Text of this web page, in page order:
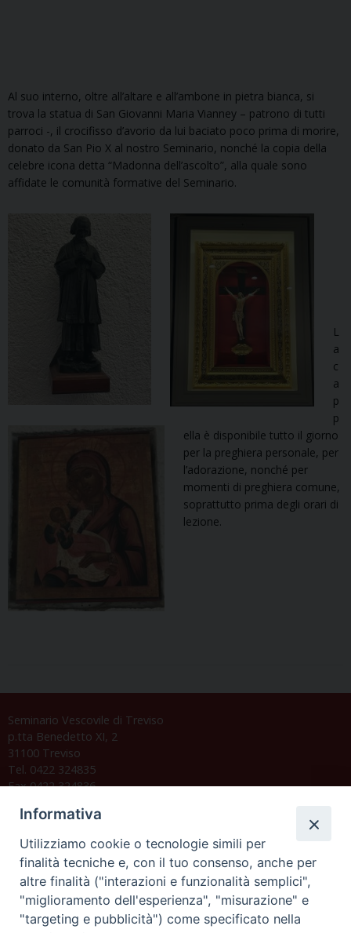
Al suo interno, oltre all’altare e all’ambone in pietra bianca, si
trova la statua di San Giovanni Maria Vianney – patrono di tutti
parroci -, il crocifisso d’avorio da lui baciato poco prima di morire,
donato da San Pio X al nostro Seminario, nonché la copia della
celebre icona detta “Madonna dell’ascolto”, alla quale sono
affidate le comunità formative del Seminario.
L
a
c
a
p
p
ella è disponibile tutto il giorno
per la preghiera personale, per
l’adorazione, nonché per
momenti di preghiera comune,
soprattutto prima degli orari di
lezione.
Seminario Vescovile di Treviso
p.tta Benedetto XI, 2
31100 Treviso
Tel. 0422 324835
Fax 0422 324836
C.F. 94004060268
Orario di segreteria
Lunedì 17.30-19.30
Informativa
Utilizziamo cookie o tecnologie simili per
finalità tecniche e, con il tuo consenso, anche per
altre finalità ("interazioni e funzionalità semplici",
"miglioramento dell'esperienza", "misurazione" e
"targeting e pubblicità") come specificato nella